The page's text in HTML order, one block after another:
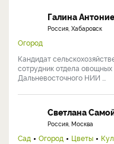
Галина
Россия, Хабаровск
Огород
Кандидат
сотрудник отдела
Дальневосточного НИИ ...
Светлана
Россия, Москва
Сад Огород Цветы